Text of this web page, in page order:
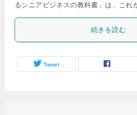
るシニアビジネスの教科書」は、こ
続きを読む
Tweet